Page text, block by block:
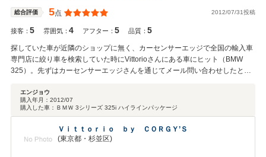
総合評価 5点 2012/07/31投稿
接客：5 雰囲気：4 アフター：5 品質：5
探していた車が近隣のショップに無く、カーセンサーエッジで全国の輸入車
専門店に絞り車を検索していた時にVittorioさんにある車にヒット（BMW
325）。先ずはカーセンサーエッジさんを通じてメール問い合わせしたとこ
たので実際に店に電話を入れてご担当営業の方に当方が持つ質問を数点確認
した時の敏速で丁寧な対応に信頼を持てた為、スケジュール調整がきかなか
っ事もあり思い切って実車を見ないで契約の運びとなりました。 納車時も丁
寧な対応をして頂き、アフターフォローにも期待できる点でも非常に好感が
持てました。
エンジョウ
購入年月： 2012/07
購入した車： ＢＭＷ 3シリーズ 325i ハイラインパッケージ
Ｖｉｔｔｏｒｉｏ ｂｙ ＣＯＲＧＹ’Ｓ
(東京都・杉並区)